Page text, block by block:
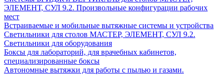
ЭЛЕМЕНТ, СУЛ 9.2. Произвольные конфигурации рабочих
мест
Встраиваемые и мобильные вытяжные системы и устройства
Светильники для столов МАСТЕР, ЭЛЕМЕНТ, СУЛ 9.2.
Светильники для оборудования
Боксы для лабораторий, для врачебных кабинетов,
специализированные боксы
Автономные вытяжки для работы с пылью и газами.